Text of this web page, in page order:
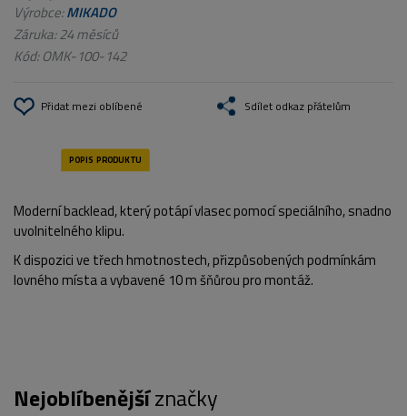
Výrobce:MIKADO
Záruka: 24 měsíců
Kód:OMK-100-142
Přidat mezi oblíbené Sdílet odkaz přátelům
Moderní backlead, který potápí vlasec pomocí speciálního, snadno
uvolnitelného klipu.
K dispozici ve třech hmotnostech, přizpůsobených podmínkám
lovného místa a vybavené 10 m šňůrou pro montáž.
Nejoblíbenějšíznačky